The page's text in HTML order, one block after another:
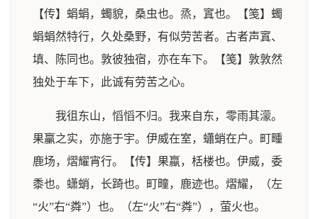
【传】蜎蜎，蠋貌，桑虫也。烝，窴也。【笺】蠋
蜎蜎然特行，久处桑野，有似劳苦者。古者声窴、
填、陈同也。敦彼独宿，亦在车下。【笺】敦敦然
独处于车下，此诚有劳苦之心。
我徂东山，慆慆不归。我来自东，零雨其濛。
果臝之实，亦施于宇。伊威在室，蠨蛸在户。町畽
鹿场，熠耀宵行。【传】果蠃，栝楼也。伊威，委
黍也。蟏蛸，长踦也。町疃，鹿迹也。熠耀，（左
“火”右“粦”）也。（左“火”右“粦”），萤火也。